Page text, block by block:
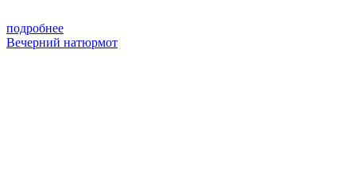
подробнее
Вечерний натюрмот